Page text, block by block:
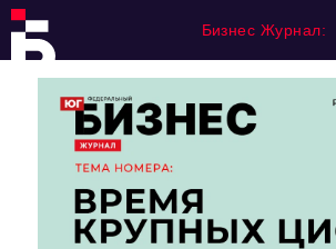
Бизнес Журнал:
Франчайзинг
Номера журнала